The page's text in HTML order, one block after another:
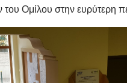
Ομίλου στην ευρύτερη